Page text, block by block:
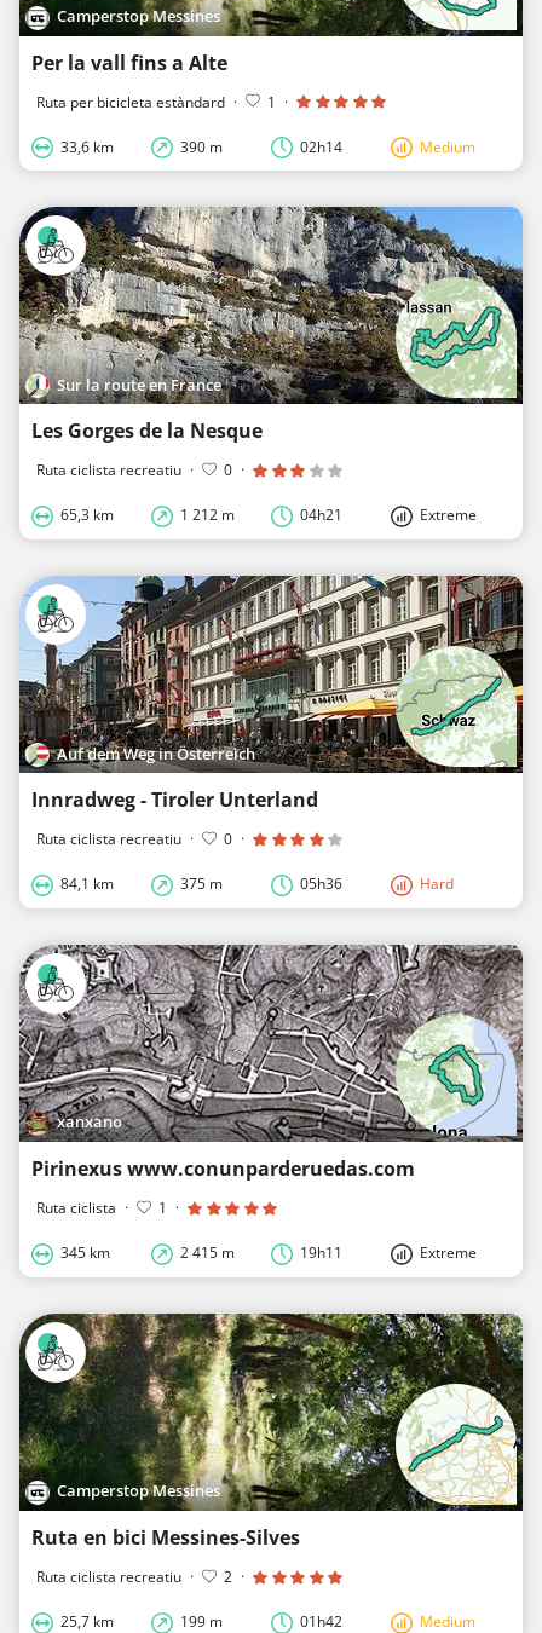
Camperstop Messines
Per la vall fins a Alte
Ruta per bicicleta estàndard · 1 ·
33,6 km 390 m 02h14 Medium
Sur la route en France
Les Gorges de la Nesque
Ruta ciclista recreatiu · 0 ·
65,3 km 1 212 m 04h21 Extreme
Auf dem Weg in Österreich
Innradweg - Tiroler Unterland
Ruta ciclista recreatiu · 0 ·
84,1 km 375 m 05h36 Hard
xanxano
Pirinexus www.conunparderuedas.com
Ruta ciclista · 1 ·
345 km 2 415 m 19h11 Extreme
Camperstop Messines
Ruta en bici Messines-Silves
Ruta ciclista recreatiu · 2 ·
25,7 km 199 m 01h42 Medium